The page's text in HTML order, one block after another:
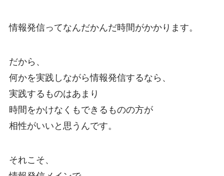
情報発信ってなんだかんだ時間がかかります。
だから、
何かを実践しながら情報発信するなら、
実践するものはあまり
時間をかけなくもできるものの方が
相性がいいと思うんです。
それこそ、